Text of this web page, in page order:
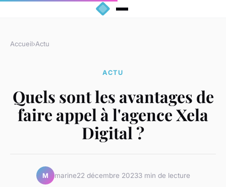
Accueil›Actu
ACTU
Quels sont les avantages de
faire appel à l'agence Xela
Digital ?
M marine22 décembre 20233 min de lecture